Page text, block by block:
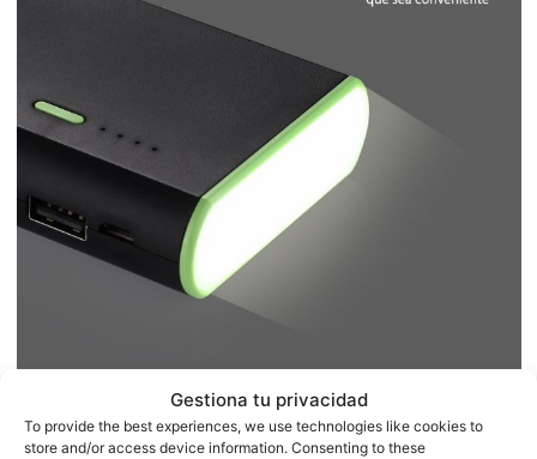
Gestiona tu privacidad
To provide the best experiences, we use technologies like cookies to
store and/or access device information. Consenting to these